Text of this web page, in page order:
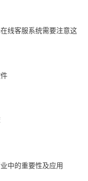
线客服系统需要注意这
中的重要性及应用